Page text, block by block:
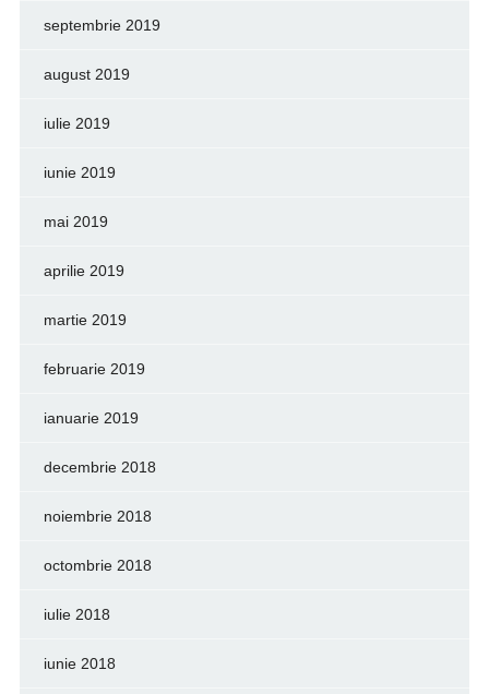
septembrie 2019
august 2019
iulie 2019
iunie 2019
mai 2019
aprilie 2019
martie 2019
februarie 2019
ianuarie 2019
decembrie 2018
noiembrie 2018
octombrie 2018
iulie 2018
iunie 2018